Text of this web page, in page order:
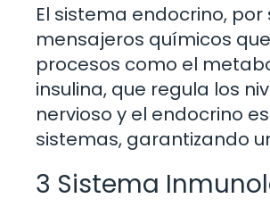
El sistema endocrino,
mensajeros químicos
procesos como el
insulina, que regula los
nervioso y el endocrino
sistemas, garantizando
3 Sistema